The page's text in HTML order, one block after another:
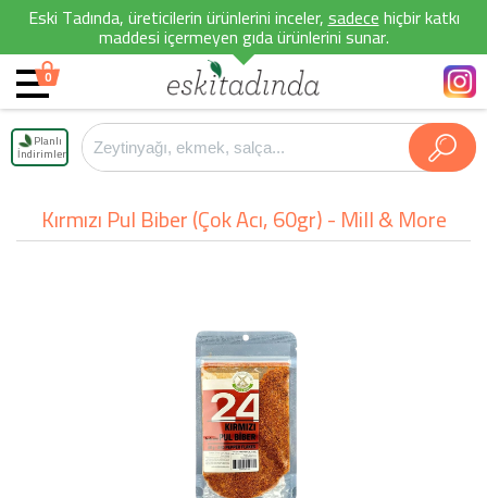
Eski Tadında, üreticilerin ürünlerini inceler,sadecehiçbir katkı
maddesi içermeyen gıda ürünlerini sunar.
0
Planlı
İndirimler
Kırmızı Pul Biber (Çok Acı, 60gr) - Mill & More